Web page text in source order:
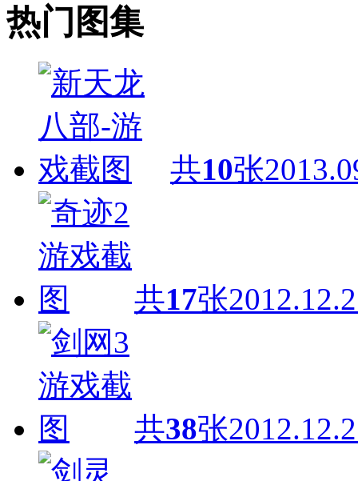
热门图集
共10张
共17张
共38张